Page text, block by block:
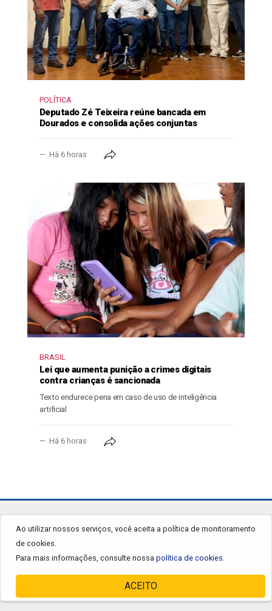
POLÍTICA
Deputado Zé Teixeira reúne bancada em
Dourados e consolida ações conjuntas
Há 6 horas
BRASIL
Lei que aumenta punição a crimes digitais
contra crianças é sancionada
Texto endurece pena em caso de uso de inteligência
artificial
Há 6 horas
Ao utilizar nossos serviços, você aceita a política de monitoramento
de cookies.
Para mais informações, consulte nossa política de cookies.
ACEITO
jornalgrandourados.com.br